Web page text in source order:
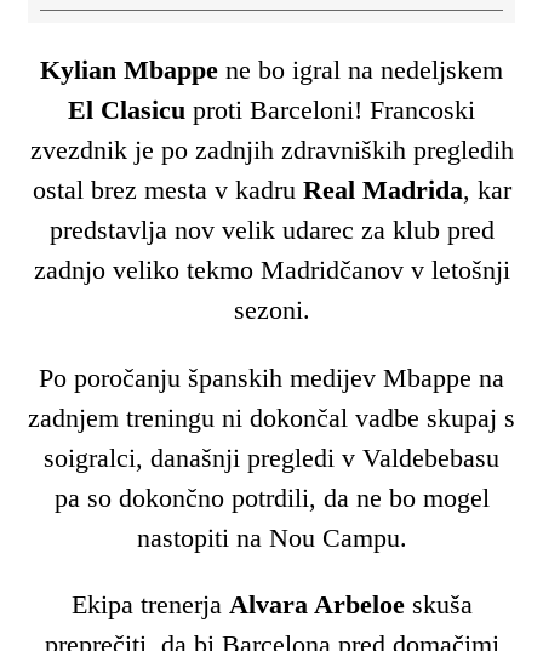
Kylian Mbappe ne bo igral na nedeljskem
El Clasicu proti Barceloni! Francoski
zvezdnik je po zadnjih zdravniških pregledih
ostal brez mesta v kadru Real Madrida, kar
predstavlja nov velik udarec za klub pred
zadnjo veliko tekmo Madridčanov v letošnji
sezoni.
Po poročanju španskih medijev Mbappe na
zadnjem treningu ni dokončal vadbe skupaj s
soigralci, današnji pregledi v Valdebebasu
pa so dokončno potrdili, da ne bo mogel
nastopiti na Nou Campu.
Ekipa trenerja Alvara Arbeloeskuša
preprečiti, da bi Barcelona pred domačimi